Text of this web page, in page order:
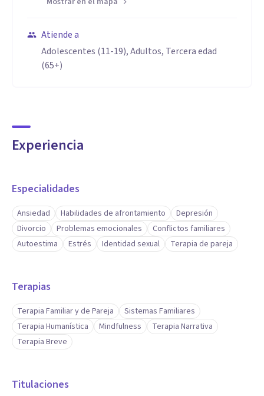
Atiende a
Adolescentes (11-19), Adultos, Tercera edad
(65+)
Experiencia
Especialidades
Ansiedad Habilidades de afrontamiento
Depresión
Divorcio
Problemas emocionales
Conflictos familiares
Autoestima
Estrés Identidad sexual Terapia de pareja
Terapias
Terapia Familiar y de Pareja
Sistemas Familiares
Terapia Humanística
Mindfulness
Terapia Narrativa
Terapia Breve
Titulaciones